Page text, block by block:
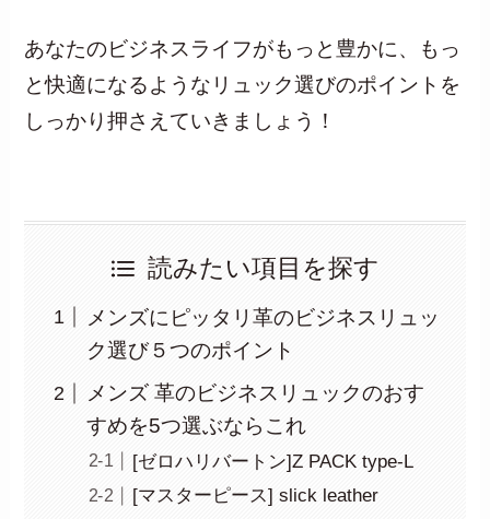
楽天市場のランキングへ >>
あなたのビジネスライフがもっと豊かに、もっ
と快適になるようなリュック選びのポイントを
しっかり押さえていきましょう！
読みたい項目を探す
メンズにピッタリ革のビジネスリュッ
ク選び５つのポイント
メンズ 革のビジネスリュックのおす
すめを5つ選ぶならこれ
[ゼロハリバートン]Z PACK type-L
[マスターピース] slick leather